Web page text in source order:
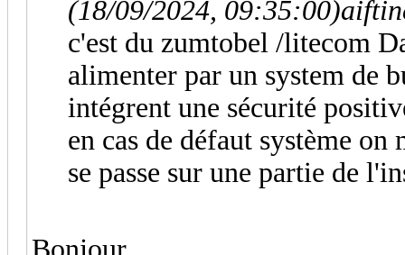
(18/09/2024, 09:35:00)
c'est du zumtobel /litecom
alimenter par un system de
intégrent une sécurité
en cas de défaut système
se passe sur une partie de